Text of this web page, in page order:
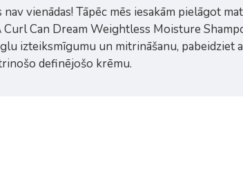
vienādas! Tāpēc mēs iesakām pielāgot
Curl Can Dream Weightless Moisture
izteiksmīgumu un mitrināšanu,
definējošo krēmu.